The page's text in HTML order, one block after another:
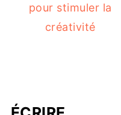
pour stimuler la
créativité